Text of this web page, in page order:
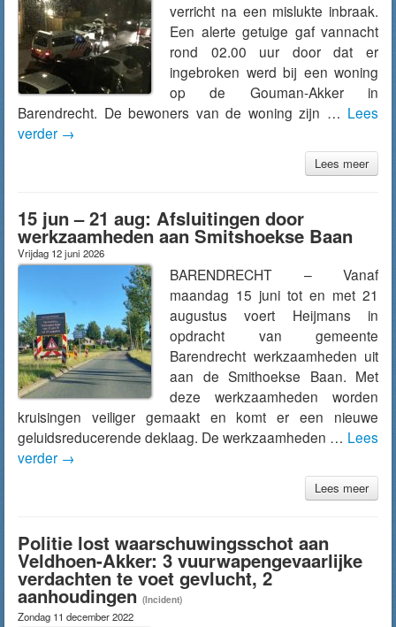
verricht na een mislukte inbraak.
Een alerte getuige gaf vannacht
rond 02.00 uur door dat er
ingebroken werd bij een woning
op de Gouman-Akker in
Barendrecht. De bewoners van de woning zijn … Lees
verder →
Lees meer
15 jun – 21 aug: Afsluitingen door
werkzaamheden aan Smitshoekse Baan
Vrijdag 12 juni 2026
BARENDRECHT – Vanaf
maandag 15 juni tot en met 21
augustus voert Heijmans in
opdracht van gemeente
Barendrecht werkzaamheden uit
aan de Smithoekse Baan. Met
deze werkzaamheden worden
kruisingen veiliger gemaakt en komt er een nieuwe
geluidsreducerende deklaag. De werkzaamheden … Lees
verder →
Lees meer
Politie lost waarschuwingsschot aan
Veldhoen-Akker: 3 vuurwapengevaarlijke
verdachten te voet gevlucht, 2
aanhoudingen (Incident)
Zondag 11 december 2022